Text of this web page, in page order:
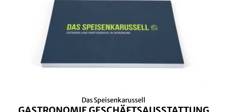
Das Speisenkarussell